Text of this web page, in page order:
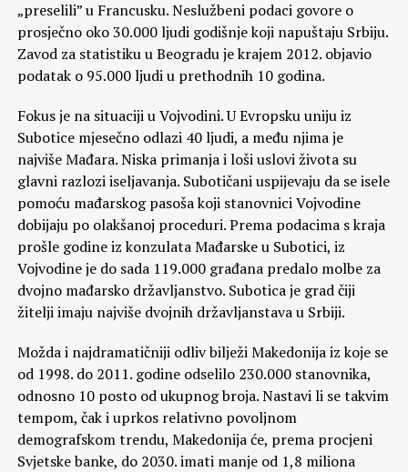
„preselili” u Francusku. Neslužbeni podaci govore o
prosječno oko 30.000 ljudi godišnje koji napuštaju Srbiju.
Zavod za statistiku u Beogradu je krajem 2012. objavio
podatak o 95.000 ljudi u prethodnih 10 godina.
Fokus je na situaciji u Vojvodini. U Evropsku uniju iz
Subotice mjesečno odlazi 40 ljudi, a među njima je
najviše Mađara. Niska primanja i loši uslovi života su
glavni razlozi iseljavanja. Subotičani uspijevaju da se isele
pomoću mađarskog pasoša koji stanovnici Vojvodine
dobijaju po olakšanoj proceduri. Prema podacima s kraja
prošle godine iz konzulata Mađarske u Subotici, iz
Vojvodine je do sada 119.000 građana predalo molbe za
dvojno mađarsko državljanstvo. Subotica je grad čiji
žitelji imaju najviše dvojnih državljanstava u Srbiji.
Možda i najdramatičniji odliv bilježi Makedonija iz koje se
od 1998. do 2011. godine odselilo 230.000 stanovnika,
odnosno 10 posto od ukupnog broja. Nastavi li se takvim
tempom, čak i uprkos relativno povoljnom
demografskom trendu, Makedonija će, prema procjeni
Svjetske banke, do 2030. imati manje od 1,8 miliona